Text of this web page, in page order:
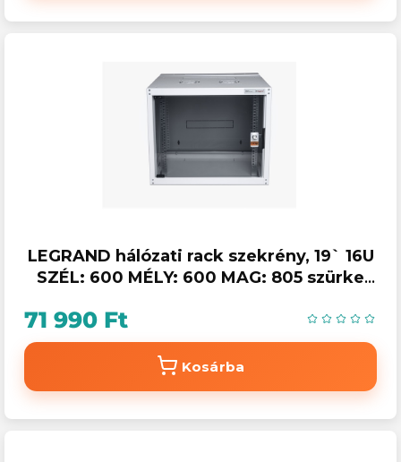
LEGRAND hálózati rack szekrény, 19` 16U
SZÉL: 600 MÉLY: 600 MAG: 805 szürke
71 990 Ft
Kosárba